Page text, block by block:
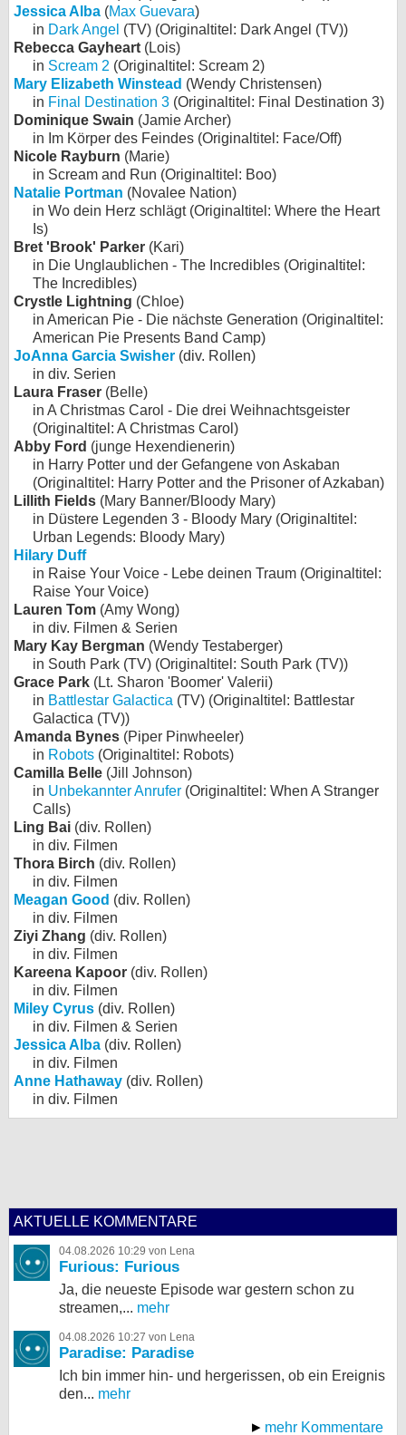
Jessica Alba (Max Guevara)
in Dark Angel (TV) (Originaltitel: Dark Angel (TV))
Rebecca Gayheart (Lois)
in Scream 2 (Originaltitel: Scream 2)
Mary Elizabeth Winstead (Wendy Christensen)
in Final Destination 3 (Originaltitel: Final Destination 3)
Dominique Swain (Jamie Archer)
in Im Körper des Feindes (Originaltitel: Face/Off)
Nicole Rayburn (Marie)
in Scream and Run (Originaltitel: Boo)
Natalie Portman (Novalee Nation)
in Wo dein Herz schlägt (Originaltitel: Where the Heart
Is)
Bret 'Brook' Parker (Kari)
in Die Unglaublichen - The Incredibles (Originaltitel:
The Incredibles)
Crystle Lightning (Chloe)
in American Pie - Die nächste Generation (Originaltitel:
American Pie Presents Band Camp)
JoAnna Garcia Swisher (div. Rollen)
in div. Serien
Laura Fraser (Belle)
in A Christmas Carol - Die drei Weihnachtsgeister
(Originaltitel: A Christmas Carol)
Abby Ford (junge Hexendienerin)
in Harry Potter und der Gefangene von Askaban
(Originaltitel: Harry Potter and the Prisoner of Azkaban)
Lillith Fields (Mary Banner/Bloody Mary)
in Düstere Legenden 3 - Bloody Mary (Originaltitel:
Urban Legends: Bloody Mary)
Hilary Duff
in Raise Your Voice - Lebe deinen Traum (Originaltitel:
Raise Your Voice)
Lauren Tom (Amy Wong)
in div. Filmen & Serien
Mary Kay Bergman (Wendy Testaberger)
in South Park (TV) (Originaltitel: South Park (TV))
Grace Park (Lt. Sharon 'Boomer' Valerii)
in Battlestar Galactica (TV) (Originaltitel: Battlestar
Galactica (TV))
Amanda Bynes (Piper Pinwheeler)
in Robots (Originaltitel: Robots)
Camilla Belle (Jill Johnson)
in Unbekannter Anrufer (Originaltitel: When A Stranger
Calls)
Ling Bai (div. Rollen)
in div. Filmen
Thora Birch (div. Rollen)
in div. Filmen
Meagan Good (div. Rollen)
in div. Filmen
Ziyi Zhang (div. Rollen)
in div. Filmen
Kareena Kapoor (div. Rollen)
in div. Filmen
Miley Cyrus (div. Rollen)
in div. Filmen & Serien
Jessica Alba (div. Rollen)
in div. Filmen
Anne Hathaway (div. Rollen)
in div. Filmen
AKTUELLE KOMMENTARE
04.08.2026 10:29 von Lena
Furious: Furious
Ja, die neueste Episode war gestern schon zu
streamen,... mehr
04.08.2026 10:27 von Lena
Paradise: Paradise
Ich bin immer hin- und hergerissen, ob ein Ereignis
den... mehr
mehr Kommentare